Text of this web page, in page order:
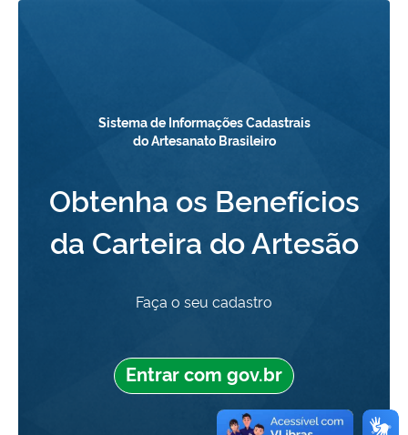
Sistema de Informações Cadastrais
do Artesanato Brasileiro
Obtenha os Benefícios
da Carteira do Artesão
Faça o seu cadastro
Entrar com gov.br